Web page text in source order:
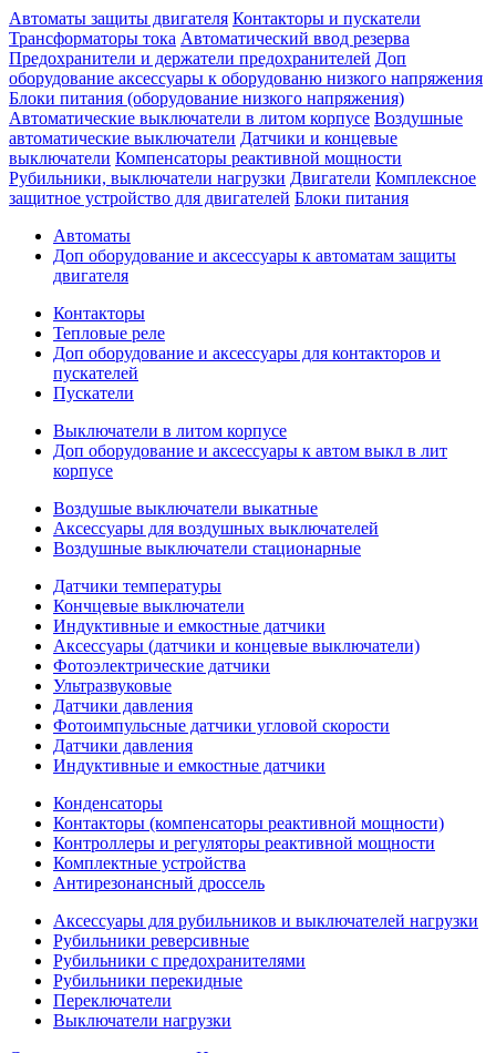
Автоматы защиты двигателя Контакторы и пускатели
Трансформаторы тока Автоматический ввод резерва
Предохранители и держатели предохранителей Доп
оборудование аксессуары к оборудованю низкого напряжения
Блоки питания (оборудование низкого напряжения)
Автоматические выключатели в литом корпусе Воздушные
автоматические выключатели Датчики и концевые
выключатели Компенсаторы реактивной мощности
Рубильники, выключатели нагрузки Двигатели Комплексное
защитное устройство для двигателей Блоки питания
Автоматы
Доп оборудование и аксессуары к автоматам защиты
двигателя
Контакторы
Тепловые реле
Доп оборудование и аксессуары для контакторов и
пускателей
Пускатели
Выключатели в литом корпусе
Доп оборудование и аксессуары к автом выкл в лит
корпусе
Воздушые выключатели выкатные
Аксессуары для воздушных выключателей
Воздушные выключатели стационарные
Датчики температуры
Кончцевые выключатели
Индуктивные и емкостные датчики
Аксессуары (датчики и концевые выключатели)
Фотоэлектрические датчики
Ультразвуковые
Датчики давления
Фотоимпульсные датчики угловой скорости
Датчики давления
Индуктивные и емкостные датчики
Конденсаторы
Контакторы (компенсаторы реактивной мощности)
Контроллеры и регуляторы реактивной мощности
Комплектные устройства
Антирезонансный дроссель
Аксессуары для рубильников и выключателей нагрузки
Рубильники реверсивные
Рубильники с предохранителями
Рубильники перекидные
Переключатели
Выключатели нагрузки